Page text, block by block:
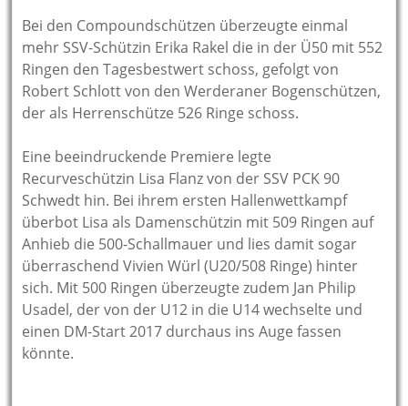
Bei den Compoundschützen überzeugte einmal
mehr SSV-Schützin Erika Rakel die in der Ü50 mit 552
Ringen den Tagesbestwert schoss, gefolgt von
Robert Schlott von den Werderaner Bogenschützen,
der als Herrenschütze 526 Ringe schoss.
Eine beeindruckende Premiere legte
Recurveschützin Lisa Flanz von der SSV PCK 90
Schwedt hin. Bei ihrem ersten Hallenwettkampf
überbot Lisa als Damenschützin mit 509 Ringen auf
Anhieb die 500-Schallmauer und lies damit sogar
überraschend Vivien Würl (U20/508 Ringe) hinter
sich. Mit 500 Ringen überzeugte zudem Jan Philip
Usadel, der von der U12 in die U14 wechselte und
einen DM-Start 2017 durchaus ins Auge fassen
könnte.